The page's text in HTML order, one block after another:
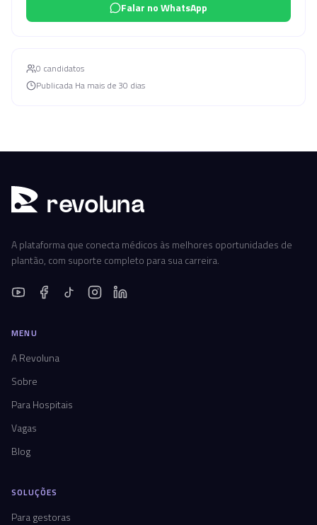
Falar no WhatsApp
0 candidatos
Publicada Ha mais de 30 dias
revoluna
A plataforma que conecta médicos às melhores oportunidades de
plantão, com suporte completo para sua carreira.
MENU
A Revoluna
Sobre
Para Hospitais
Vagas
Blog
SOLUÇÕES
Para gestoras